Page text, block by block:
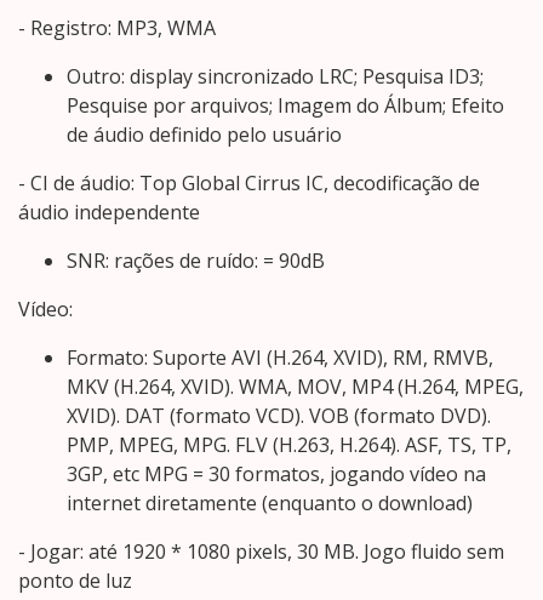
- Registro: MP3, WMA
Outro: display sincronizado LRC; Pesquisa ID3;
Pesquise por arquivos; Imagem do Álbum; Efeito
de áudio definido pelo usuário
- CI de áudio: Top Global Cirrus IC, decodificação de
áudio independente
SNR: rações de ruído: = 90dB
Vídeo:
Formato: Suporte AVI (H.264, XVID), RM, RMVB,
MKV (H.264, XVID). WMA, MOV, MP4 (H.264, MPEG,
XVID). DAT (formato VCD). VOB (formato DVD).
PMP, MPEG, MPG. FLV (H.263, H.264). ASF, TS, TP,
3GP, etc MPG = 30 formatos, jogando vídeo na
internet diretamente (enquanto o download)
- Jogar: até 1920 * 1080 pixels, 30 MB. Jogo fluido sem
ponto de luz